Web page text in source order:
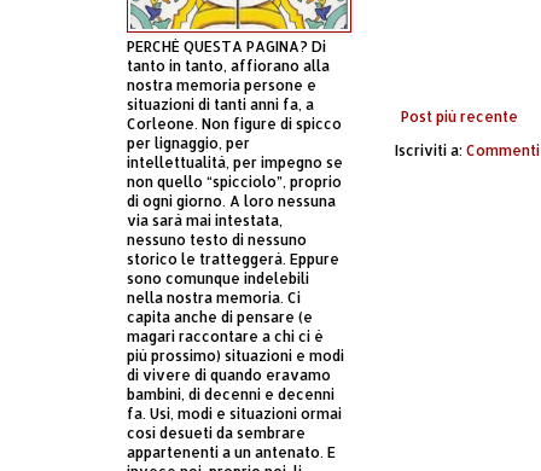
Post più recente
Iscriviti a:
PERCHÈ QUESTA PAGINA? Di
tanto in tanto, affiorano alla
nostra memoria persone e
situazioni di tanti anni fa, a
Corleone. Non figure di spicco
per lignaggio, per
intellettualità, per impegno se
non quello “spicciolo”, proprio
di ogni giorno. A loro nessuna
via sarà mai intestata,
nessuno testo di nessuno
storico le tratteggerà. Eppure
sono comunque indelebili
nella nostra memoria. Ci
capita anche di pensare (e
magari raccontare a chi ci è
più prossimo) situazioni e modi
di vivere di quando eravamo
bambini, di decenni e decenni
fa. Usi, modi e situazioni ormai
così desueti da sembrare
appartenenti a un antenato. E